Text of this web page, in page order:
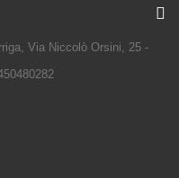
Via Niccolò Orsini, 25 -